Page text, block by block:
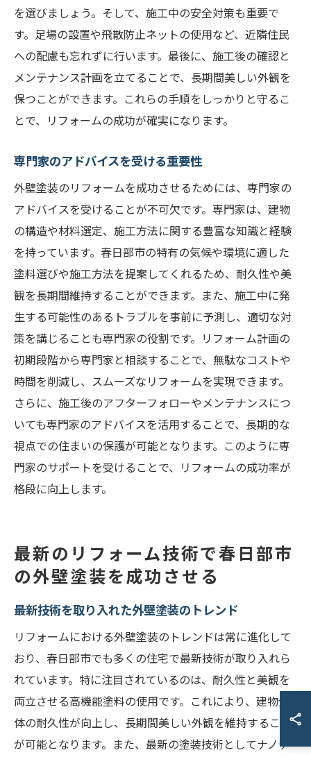
を選びましょう。そして、施工中の安全対策も重要で
す。足場の設置や飛散防止ネットの使用など、近隣住民
への配慮も忘れずに行います。最後に、施工後の確認と
メンテナンス計画を立てることで、長期間美しい外観を
保つことができます。これらの手順をしっかりと守るこ
とで、リフォームの成功が確実になります。
専門家のアドバイスを受ける重要性
外壁塗装のリフォームを成功させるためには、専門家の
アドバイスを受けることが不可欠です。専門家は、建物
の構造や材料選定、施工方法に関する豊富な知識と経験
を持っています。春日部市の特有の気候や環境に適した
塗料選びや施工方法を提案してくれるため、耐久性や美
観を長期間維持することができます。また、施工中に発
生する可能性のあるトラブルを事前に予測し、適切な対
策を講じることも専門家の役割です。リフォーム計画の
初期段階から専門家と相談することで、無駄なコストや
時間を削減し、スムーズなリフォームを実現できます。
さらに、施工後のアフターフォローやメンテナンスにつ
いても専門家のアドバイスを活用することで、長期的な
視点での住まいの保護が可能となります。このように専
門家のサポートを受けることで、リフォームの成功率が
格段に向上します。
最新のリフォーム技術で春日部市
の外壁塗装を成功させる
最新技術を取り入れた外壁塗装のトレンド
リフォームにおける外壁塗装のトレンドは常に進化して
おり、春日部市でも多くの住宅で最新技術が取り入れら
れています。特に注目されているのは、耐久性と美観を
両立させる高機能塗料の使用です。これにより、建物全
体の耐久性が向上し、長期間美しい外観を維持すること
が可能となります。また、最新の塗装技術としてナノテ